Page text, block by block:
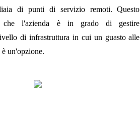
di punti di servizio remoti. Questo
che l'azienda è in grado di gestire
di infrastruttura in cui un guasto alle
un'opzione.